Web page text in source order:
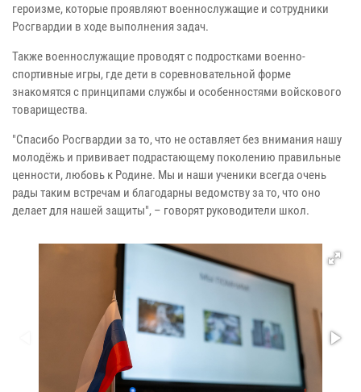
героизме, которые проявляют военнослужащие и сотрудники
Росгвардии в ходе выполнения задач.
Также военнослужащие проводят с подростками военно-
спортивные игры, где дети в соревновательной форме
знакомятся с принципами службы и особенностями войскового
товарищества.
"Спасибо Росгвардии за то, что не оставляет без внимания нашу
молодёжь и прививает подрастающему поколению правильные
ценности, любовь к Родине. Мы и наши ученики всегда очень
рады таким встречам и благодарны ведомству за то, что оно
делает для нашей защиты", – говорят руководители школ.